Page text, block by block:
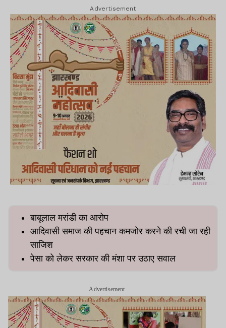
Advertisement
बाबूलाल मरांडी का आरोप
आदिवासी समाज की पहचान कमजोर करने की रची जा रही
साजिश
पेसा को लेकर सरकार की मंशा पर उठाए सवाल
Advertisement